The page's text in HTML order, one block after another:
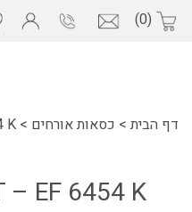
(0)
דף הבית > כסאות אורחים >
K
– EF 6454 K